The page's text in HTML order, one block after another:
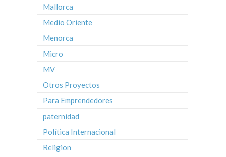
Mallorca
Medio Oriente
Menorca
Micro
MV
Otros Proyectos
Para Emprendedores
paternidad
Política Internacional
Religion